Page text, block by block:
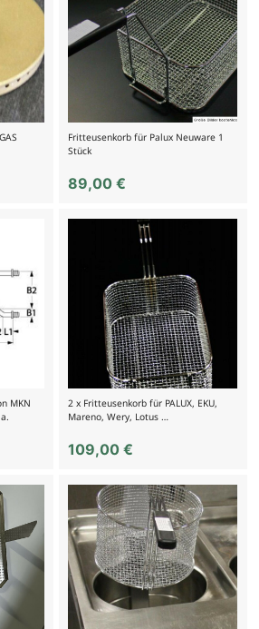
Fritteusenkorb für Palux Neuware 1
Stück
89,00€
MKN
2 x Fritteusenkorb für PALUX, EKU,
Mareno, Wery, Lotus …
109,00€